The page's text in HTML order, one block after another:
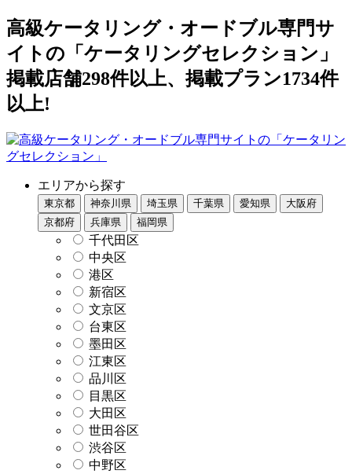
高級ケータリング・オードブル専門サ
イトの「ケータリングセレクション」
掲載店舗298件以上、掲載プラン1734件
以上!
エリアから探す
東京都 神奈川県 埼玉県 千葉県 愛知県
大阪府
京都府
兵庫県 福岡県
千代田区
中央区
港区
新宿区
文京区
台東区
墨田区
江東区
品川区
目黒区
大田区
世田谷区
渋谷区
中野区